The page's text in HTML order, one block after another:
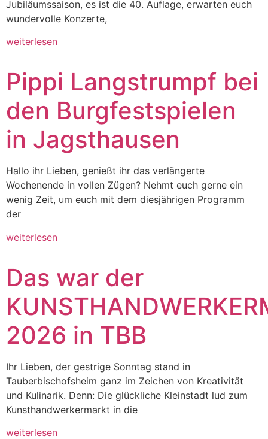
Jubiläumssaison, es ist die 40. Auflage, erwarten euch
wundervolle Konzerte,
weiterlesen
Pippi Langstrumpf bei
den Burgfestspielen
in Jagsthausen
Hallo ihr Lieben, genießt ihr das verlängerte
Wochenende in vollen Zügen? Nehmt euch gerne ein
wenig Zeit, um euch mit dem diesjährigen Programm
der
weiterlesen
Das war der
2026 in TBB
Ihr Lieben, der gestrige Sonntag stand in
Tauberbischofsheim ganz im Zeichen von Kreativität
und Kulinarik. Denn: Die glückliche Kleinstadt lud zum
Kunsthandwerkermarkt in die
weiterlesen